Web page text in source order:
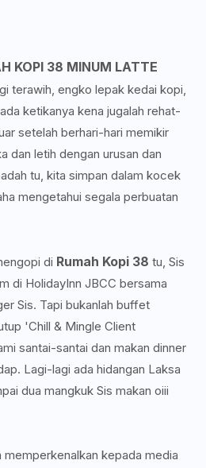
KOPI 38 MINUM LATTE
terawih, engko lepak kedai kopi,
ketikanya kena jugalah rehat-
setelah berhari-hari memikir
dan letih dengan urusan dan
tu, kita simpan dalam kocek
mengetahui segala perbuatan
di Rumah Kopi 38 tu, Sis
di HolidayInn JBCC bersama
Sis. Tapi bukanlah buffet
'Chill & Mingle Client
santai-santai dan makan dinner
Lagi-lagi ada hidangan Laksa
dua mangkuk Sis makan oiii
kepada media